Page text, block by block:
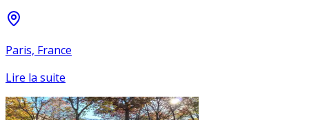
Paris, France
Lire la suite